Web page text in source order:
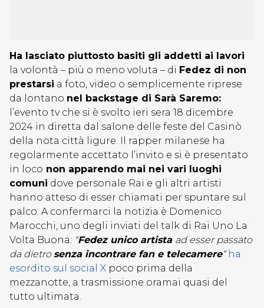
Ha lasciato piuttosto basiti gli addetti ai lavori
la volontà – più o meno voluta – di Fedez di non
prestarsi a foto, video o semplicemente riprese
da lontano nel backstage di Sarà Saremo:
l’evento tv che si è svolto ieri sera 18 dicembre
2024 in diretta dal salone delle feste del Casinò
della nota città ligure. Il rapper milanese ha
regolarmente accettato l’invito e si è presentato
in loco non apparendo mai nei vari luoghi
comuni dove personale Rai e gli altri artisti
hanno atteso di esser chiamati per spuntare sul
palco. A confermarci la notizia è Domenico
Marocchi, uno degli inviati del talk di Rai Uno La
Volta Buona: “Fedez unico artista ad esser passato
da dietrosenza incontrare fan e telecamere“ha
esordito sul social X poco prima della
mezzanotte, a trasmissione oramai quasi del
tutto ultimata.